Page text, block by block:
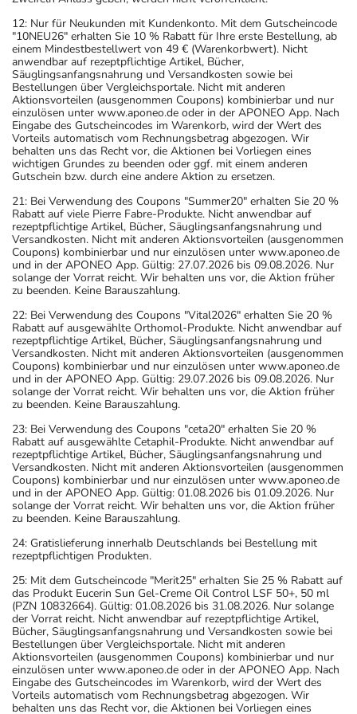
12: Nur für Neukunden mit Kundenkonto. Mit dem Gutscheincode
"10NEU26" erhalten Sie 10 % Rabatt für Ihre erste Bestellung, ab
einem Mindestbestellwert von 49 € (Warenkorbwert). Nicht
anwendbar auf rezeptpflichtige Artikel, Bücher,
Säuglingsanfangsnahrung und Versandkosten sowie bei
Bestellungen über Vergleichsportale. Nicht mit anderen
Aktionsvorteilen (ausgenommen Coupons) kombinierbar und nur
einzulösen unter www.aponeo.de oder in der APONEO App. Nach
Eingabe des Gutscheincodes im Warenkorb, wird der Wert des
Vorteils automatisch vom Rechnungsbetrag abgezogen. Wir
behalten uns das Recht vor, die Aktionen bei Vorliegen eines
wichtigen Grundes zu beenden oder ggf. mit einem anderen
Gutschein bzw. durch eine andere Aktion zu ersetzen.
21: Bei Verwendung des Coupons "Summer20" erhalten Sie 20 %
Rabatt auf viele Pierre Fabre-Produkte. Nicht anwendbar auf
rezeptpflichtige Artikel, Bücher, Säuglingsanfangsnahrung und
Versandkosten. Nicht mit anderen Aktionsvorteilen (ausgenommen
Coupons) kombinierbar und nur einzulösen unter www.aponeo.de
und in der APONEO App. Gültig: 27.07.2026 bis 09.08.2026. Nur
solange der Vorrat reicht. Wir behalten uns vor, die Aktion früher
zu beenden. Keine Barauszahlung.
22: Bei Verwendung des Coupons "Vital2026" erhalten Sie 20 %
Rabatt auf ausgewählte Orthomol-Produkte. Nicht anwendbar auf
rezeptpflichtige Artikel, Bücher, Säuglingsanfangsnahrung und
Versandkosten. Nicht mit anderen Aktionsvorteilen (ausgenommen
Coupons) kombinierbar und nur einzulösen unter www.aponeo.de
und in der APONEO App. Gültig: 29.07.2026 bis 09.08.2026. Nur
solange der Vorrat reicht. Wir behalten uns vor, die Aktion früher
zu beenden. Keine Barauszahlung.
23: Bei Verwendung des Coupons "ceta20" erhalten Sie 20 %
Rabatt auf ausgewählte Cetaphil-Produkte. Nicht anwendbar auf
rezeptpflichtige Artikel, Bücher, Säuglingsanfangsnahrung und
Versandkosten. Nicht mit anderen Aktionsvorteilen (ausgenommen
Coupons) kombinierbar und nur einzulösen unter www.aponeo.de
und in der APONEO App. Gültig: 01.08.2026 bis 01.09.2026. Nur
solange der Vorrat reicht. Wir behalten uns vor, die Aktion früher
zu beenden. Keine Barauszahlung.
24: Gratislieferung innerhalb Deutschlands bei Bestellung mit
rezeptpflichtigen Produkten.
25: Mit dem Gutscheincode "Merit25" erhalten Sie 25 % Rabatt auf
das Produkt Eucerin Sun Gel-Creme Oil Control LSF 50+, 50 ml
(PZN 10832664). Gültig: 01.08.2026 bis 31.08.2026. Nur solange
der Vorrat reicht. Nicht anwendbar auf rezeptpflichtige Artikel,
Bücher, Säuglingsanfangsnahrung und Versandkosten sowie bei
Bestellungen über Vergleichsportale. Nicht mit anderen
Aktionsvorteilen (ausgenommen Coupons) kombinierbar und nur
einzulösen unter www.aponeo.de oder in der APONEO App. Nach
Eingabe des Gutscheincodes im Warenkorb, wird der Wert des
Vorteils automatisch vom Rechnungsbetrag abgezogen. Wir
behalten uns das Recht vor, die Aktionen bei Vorliegen eines